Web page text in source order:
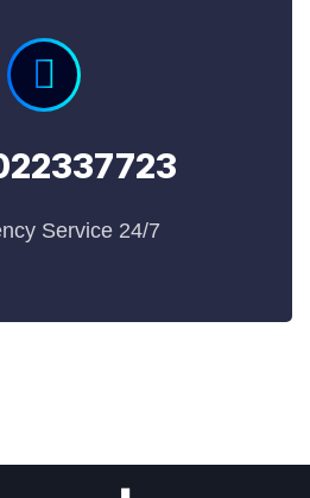
24/7 Emergency Service